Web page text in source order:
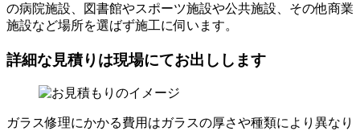
の病院施設、図書館やスポーツ施設や公共施設、その他商業
施設など場所を選ばず施工に伺います。
詳細な見積りは現場にてお出しします
ガラス修理にかかる費用はガラスの厚さや種類により異なり